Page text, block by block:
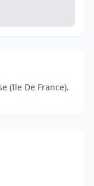
(Ile De France).